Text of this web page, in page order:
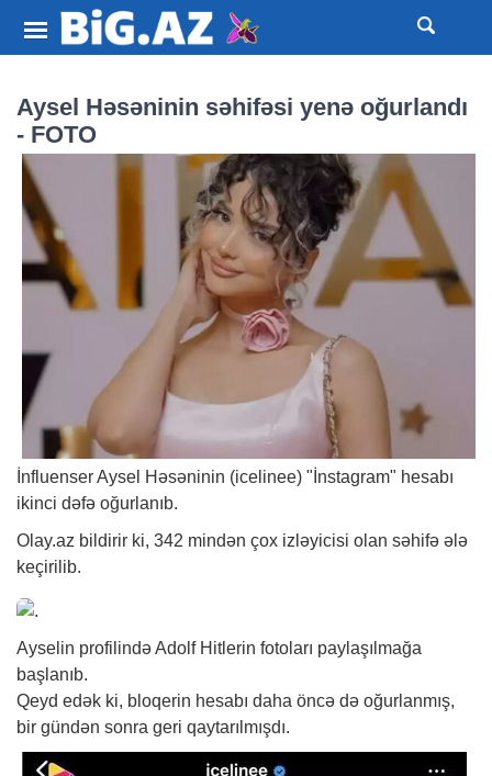
Aysel Həsəninin səhifəsi yenə oğurlandı
- FOTO
İnfluenser Aysel Həsəninin (icelinee) "İnstagram" hesabı
ikinci dəfə oğurlanıb.
Olay.az bildirir ki, 342 mindən çox izləyicisi olan səhifə ələ
keçirilib.
Ayselin profilində Adolf Hitlerin fotoları paylaşılmağa
başlanıb.
Qeyd edək ki, bloqerin hesabı daha öncə də oğurlanmış,
bir gündən sonra geri qaytarılmışdı.